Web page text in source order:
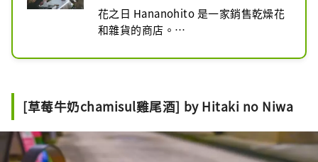
花之日 Hananohito 是一家銷售乾燥花
和雜貨的商店。
色植物和堅果製成的花環和花束，具有
[草莓牛奶chamisul雞尾酒] by Hitaki no Niwa